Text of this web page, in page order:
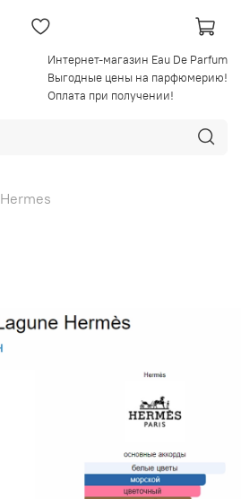
Интернет-магазин Eau De Parfum
Выгодные цены на парфюмерию!
Оплата при получении!
Hermes